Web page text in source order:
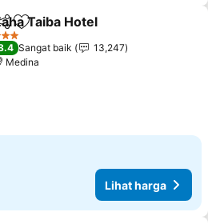
Tambah ke favorit
Taiba Hotel
Sangat baik
13,247
Medina
Lihat harga